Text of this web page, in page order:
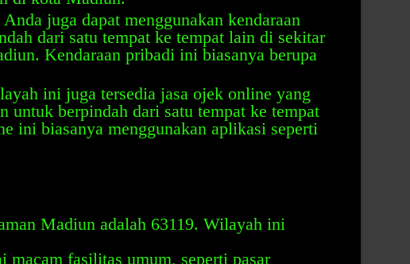
juga dapat menggunakan kendaraan
dari satu tempat ke tempat lain di sekitar
Kendaraan pribadi ini biasanya berupa
ini juga tersedia jasa ojek online yang
untuk berpindah dari satu tempat ke tempat
ini biasanya menggunakan aplikasi seperti
Madiun adalah 63119. Wilayah ini
macam fasilitas umum, seperti pasar